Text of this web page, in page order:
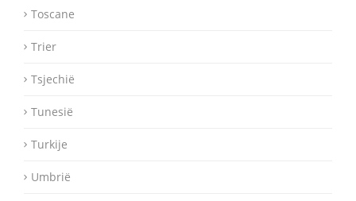
Toscane
Trier
Tsjechië
Tunesië
Turkije
Umbrië